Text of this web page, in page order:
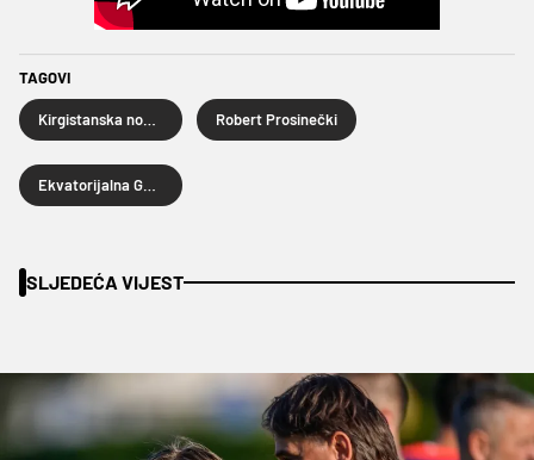
TAGOVI
Robert Prosinečki
SLJEDEĆA VIJEST